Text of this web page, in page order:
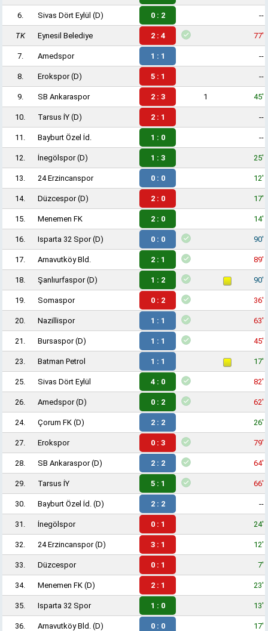
6. Sivas Dört Eylül (D) 0 : 2 --
TK Eynesil Belediye 2 : 4 77'
7. Amedspor 1 : 1 --
8. Erokspor(D) 5 : 1 --
9. SB Ankaraspor 2 : 3 1 45'
10. Tarsus İY (D) 2 : 1 --
11. Bayburt Özel İd. 1 : 0 --
12. İnegölspor(D) 1 : 3 25'
13. 24 Erzincanspor 0 : 0 12'
14. Düzcespor(D) 2 : 0 17'
15. Menemen FK 2 : 0 14'
16. Isparta 32 Spor(D) 0 : 0 90'
17. Arnavutköy Bld. 2 : 1 89'
18. Şanlıurfaspor(D) 1 : 2 90'
19. Somaspor 0 : 2 36'
20. Nazillispor 1 : 1 63'
21. Bursaspor(D) 1 : 1 45'
23. Batman Petrol 1 : 1 17'
25. Sivas Dört Eylül 4 : 0 82'
26. Amedspor(D) 0 : 2 62'
24. Çorum FK (D) 2 : 2 26'
27. Erokspor 0 : 3 79'
28. SB Ankaraspor(D) 2 : 2 64'
29. Tarsus İY 5 : 1 66'
30. Bayburt Özel İd. (D) 2 : 2 --
31. İnegölspor 0 : 1 24'
32. 24 Erzincanspor(D) 3 : 1 12'
33. Düzcespor 0 : 1 7'
34. Menemen FK (D) 2 : 1 23'
35. Isparta 32 Spor 1 : 0 13'
36. Arnavutköy Bld. (D) 0 : 0 17'